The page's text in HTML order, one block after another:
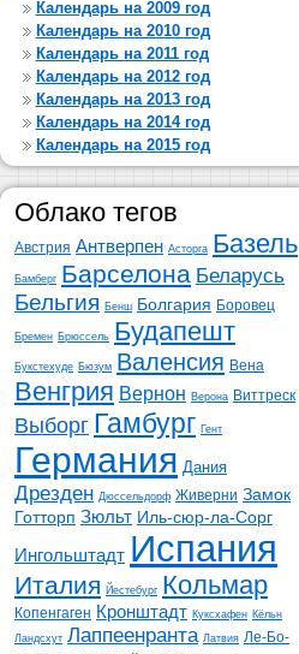
Календарь на 2009 год
Календарь на 2010 год
Календарь на 2011 год
Календарь на 2012 год
Календарь на 2013 год
Календарь на 2014 год
Календарь на 2015 год
Облако тегов
Австрия Антверпен Асторга Базель
Бамберг Барселона Беларусь
Бельгия Бенш Болгария Боровец
Бремен Брюссель Будапешт
Букстехуде Бюзум Валенсия Вена
Венгрия Вернон Верона Виттреск
Выборг Гамбург Гент
Германия Дания
Дрезден Дюссельдорф Живерни Замок
Готторп Зюльт Иль-сюр-ла-Сорг
Ингольштадт Испания
Италия Йестебург Кольмар
Копенгаген Кронштадт Куксхафен Кёльн
Ландсхут Лаппеенранта Латвия Ле-Бо-